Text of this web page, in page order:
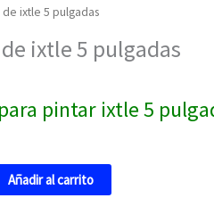
ixtle 5 pulgadas
ixtle 5 pulgadas
pintar ixtle 5
Añadir al carrito